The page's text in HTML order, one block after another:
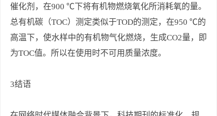
催化剂，在900 ℃下将有机物燃烧氧化所消耗氧的量。
总有机碳（TOC）测定类似于TOD的测定，在950 ℃的
高温下，使水样中的有机物气化燃烧，生成CO2量，即
为TOC值。所以在使用时不可用质量浓度。
3结语